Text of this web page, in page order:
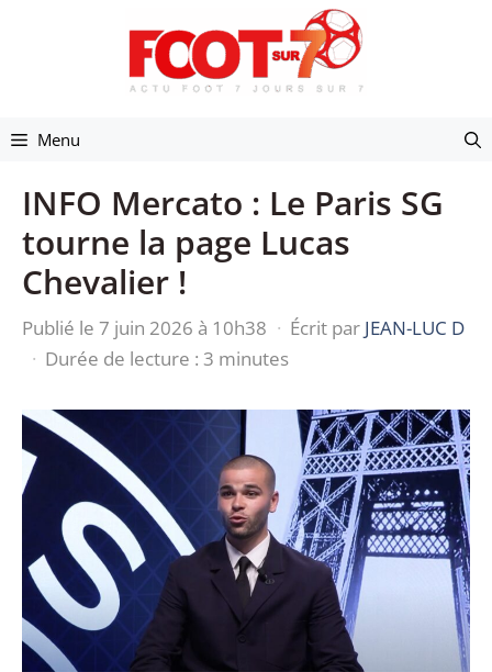
Menu
INFO Mercato : Le Paris SG
tourne la page Lucas
Chevalier !
Publié le 7 juin 2026 à 10h38 · Écrit par JEAN-LUC D
· Durée de lecture : 3 minutes